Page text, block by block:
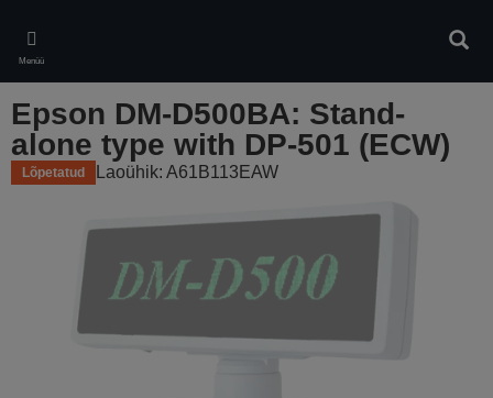
main
content
Menüü
Epson DM-D500BA: Stand-
alone type with DP-501 (ECW)
Lõpetatud Laoühik: A61B113EAW